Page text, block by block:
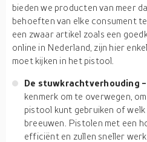
bieden we producten van meer
behoeften van elke consument
een zwaar artikel zoals een
online in Nederland, zijn hier
moet kijken in het pistool.
De stuwkrachtverhouding -
kenmerk om te overwegen,
pistool kunt gebruiken of
breeuwen. Pistolen met een
efficiënt en zullen sneller